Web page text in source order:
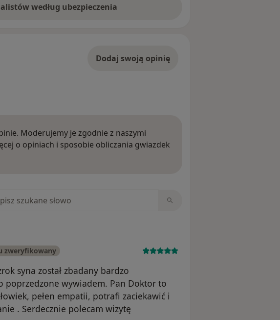
według ubezpieczenia
Dodaj swoją opinię
Moderujemy je zgodnie z naszymi
o opiniach i sposobie obliczania gwiazdek
w opiniach
zweryfikowany
syna został zbadany bardzo
poprzedzone wywiadem. Pan Doktor to
pełen empatii, potrafi zaciekawić i
. Serdecznie polecam wizytę